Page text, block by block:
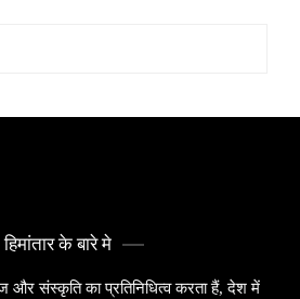
हिमांतार के बारे मे
और संस्कृति का प्रतिनिधित्व करता हैं, देश में